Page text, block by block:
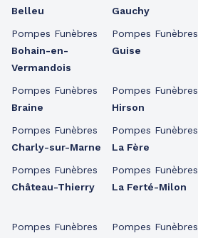
Belleu
Pompes Funèbres
Bohain-en-
Vermandois
Pompes Funèbres
Braine
Pompes Funèbres
Charly-sur-Marne
Pompes Funèbres
Château-Thierry
Pompes Funèbres
Gauchy
Pompes Funèbres
Guise
Pompes Funèbres
Hirson
Pompes Funèbres
La Fère
Pompes Funèbres
La Ferté-Milon
Pompes Funèbres